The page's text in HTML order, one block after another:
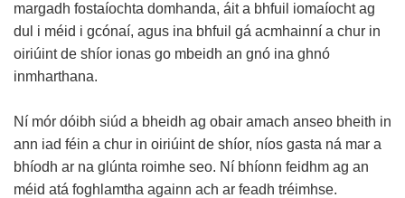
margadh fostaíochta domhanda, áit a bhfuil iomaíocht ag
dul i méid i gcónaí, agus ina bhfuil gá acmhainní a chur in
oiriúint de shíor ionas go mbeidh an gnó ina ghnó
inmharthana.
Ní mór dóibh siúd a bheidh ag obair amach anseo bheith in
ann iad féin a chur in oiriúint de shíor, níos gasta ná mar a
bhíodh ar na glúnta roimhe seo. Ní bhíonn feidhm ag an
méid atá foghlamtha againn ach ar feadh tréimhse.